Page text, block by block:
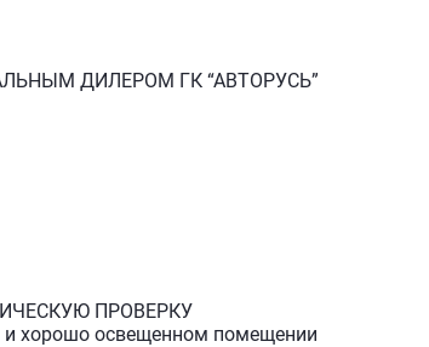
ДИЛЕРОМ ГК “АВТОРУСЬ”
ПРОВЕРКУ
и хорошо освещенном помещении